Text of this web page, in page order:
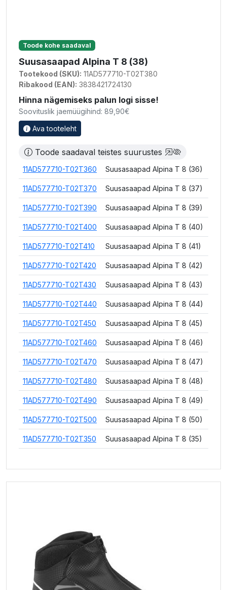
Toode kohe saadaval
Suusasaapad Alpina T 8 (38)
Tootekood (SKU): 11AD577710-T02T380
Ribakood (EAN): 3838421724130
Hinna nägemiseks palun logi sisse!
Soovituslik jaemüügihind: 89,90€
Ava tooteleht
Toode saadaval teistes suurustes
11AD577710-T02T360 Suusasaapad Alpina T 8 (36)
11AD577710-T02T370 Suusasaapad Alpina T 8 (37)
11AD577710-T02T390 Suusasaapad Alpina T 8 (39)
11AD577710-T02T400 Suusasaapad Alpina T 8 (40)
11AD577710-T02T410 Suusasaapad Alpina T 8 (41)
11AD577710-T02T420 Suusasaapad Alpina T 8 (42)
11AD577710-T02T430 Suusasaapad Alpina T 8 (43)
11AD577710-T02T440 Suusasaapad Alpina T 8 (44)
11AD577710-T02T450 Suusasaapad Alpina T 8 (45)
11AD577710-T02T460 Suusasaapad Alpina T 8 (46)
11AD577710-T02T470 Suusasaapad Alpina T 8 (47)
11AD577710-T02T480 Suusasaapad Alpina T 8 (48)
11AD577710-T02T490 Suusasaapad Alpina T 8 (49)
11AD577710-T02T500 Suusasaapad Alpina T 8 (50)
11AD577710-T02T350 Suusasaapad Alpina T 8 (35)